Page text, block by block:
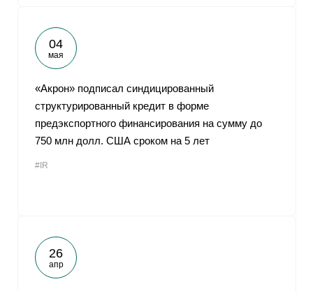
04
мая
«Акрон» подписал синдицированный
структурированный кредит в форме
предэкспортного финансирования на сумму до
750 млн долл. США сроком на 5 лет
#IR
26
апр